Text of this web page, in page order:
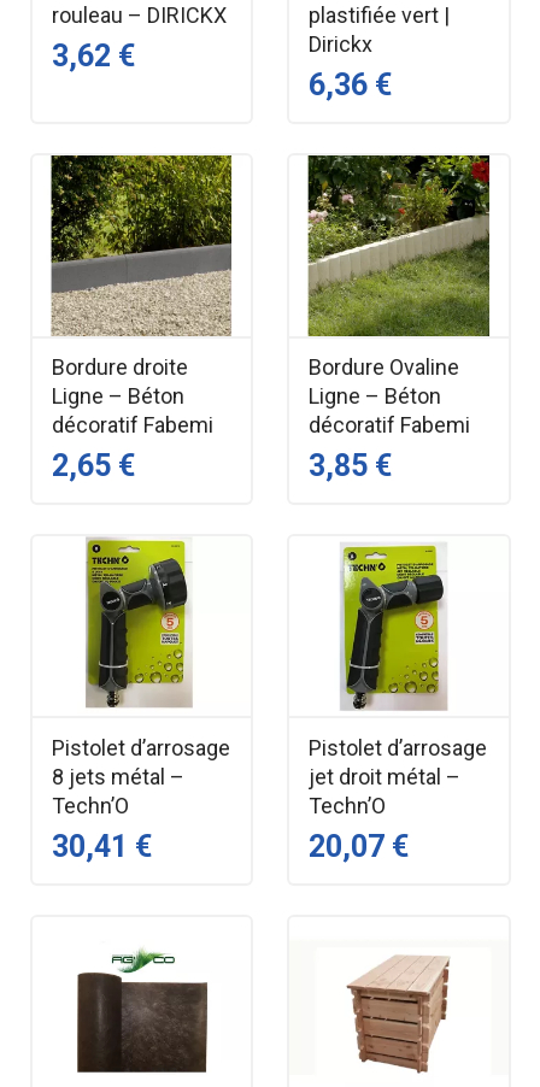
rouleau – DIRICKX
3,62 €
plastifiée vert |
Dirickx
6,36 €
Bordure droite
Ligne – Béton
décoratif Fabemi
2,65 €
Bordure Ovaline
Ligne – Béton
décoratif Fabemi
3,85 €
Pistolet d’arrosage
8 jets métal –
Techn’O
30,41 €
Pistolet d’arrosage
jet droit métal –
Techn’O
20,07 €